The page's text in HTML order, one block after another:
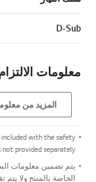
D-Sub
معلومات
المزيد من
with the safety
provided separately.
يتم تضمين معلومات
الخاصة بالمنتج ولا